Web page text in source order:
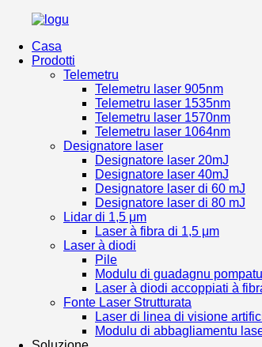
Casa
Prodotti
Telemetru
Telemetru laser 905nm
Telemetru laser 1535nm
Telemetru laser 1570nm
Telemetru laser 1064nm
Designatore laser
Designatore laser 20mJ
Designatore laser 40mJ
Designatore laser di 60 mJ
Designatore laser di 80 mJ
Lidar di 1,5 μm
Laser à fibra di 1,5 μm
Laser à diodi
Pile
Modulu di guadagnu
Laser à diodi accoppiati à
Fonte Laser Strutturata
Laser di linea di visione
Modulu di abbagliamentu